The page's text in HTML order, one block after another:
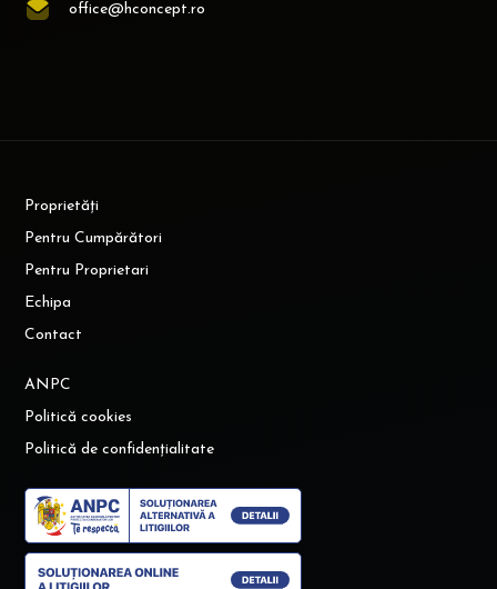
office@hconcept.ro
Proprietăți
Pentru Cumpărători
Pentru Proprietari
Echipa
Contact
ANPC
Politică cookies
Politică de confidențialitate